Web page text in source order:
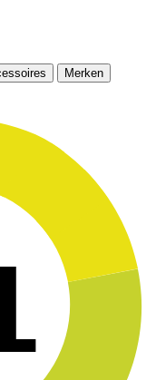
Merken